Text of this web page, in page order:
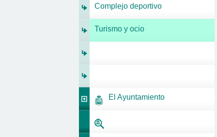
Complejo deportivo
Turismo y ocio
El Ayuntamiento